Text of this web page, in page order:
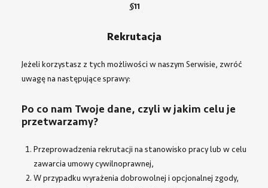
§11
Rekrutacja
Jeżeli korzystasz z tych możliwości w naszym Serwisie, zwróć
uwagę na następujące sprawy:
Po co nam Twoje dane, czyli w jakim celu je
przetwarzamy?
Przeprowadzenia rekrutacji na stanowisko pracy lub w celu
zawarcia umowy cywilnoprawnej,
W przypadku wyrażenia dobrowolnej i opcjonalnej zgody,